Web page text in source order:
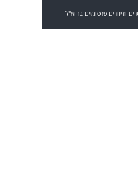
ודיוורים פרסומיים בדוא"ל